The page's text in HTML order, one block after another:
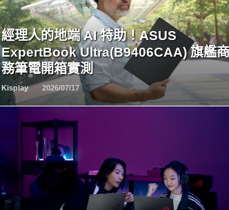
經理人的地端 AI 特助！ASUS
ExpertBook Ultra(B9406CAA) 旗艦商
務筆電開箱實測
Kisplay 2026/07/17
READ
MORE
READ
MORE